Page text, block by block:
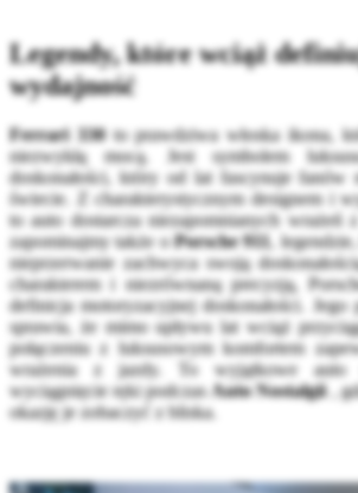
Legendy, które wciąż
wydajność
Ferrari 330to prawdziwa włoska ikona,
niezwykłą mocą. Jest symbolem
doskonałości, który od lat fascynuje fanów
świecie. Z charakterystycznym designem i
to auto dostarcza niezapomnianych wrażeń
zapominajmy także oPorsche 911 ,
nieprzerwanie zachwyca swoją
charakterem i niezrównaną precyzją,
definicja motoryzacyjnej doskonałości. Jego
sprawia, że mimo upływu lat wciąż
połączeniu z luksusowym komfortem
wrażenia z jazdy. To wyjątkowe auto
wyciągnięcie ręki podczas Auto Nostalgii ,
okazję je zobaczyć z bliska.